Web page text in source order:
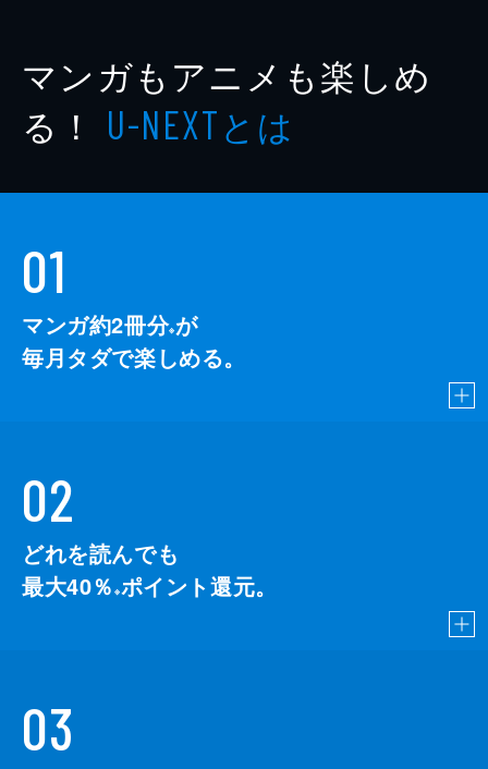
出版社 講談社
レーベル 講談社文庫
マンガもアニメも楽しめ
る！ U-NEXTとは
01
マンガ約2冊分※が
毎月タダで楽しめる。
02
どれを読んでも
最大40％ ※ポイント還元。
03